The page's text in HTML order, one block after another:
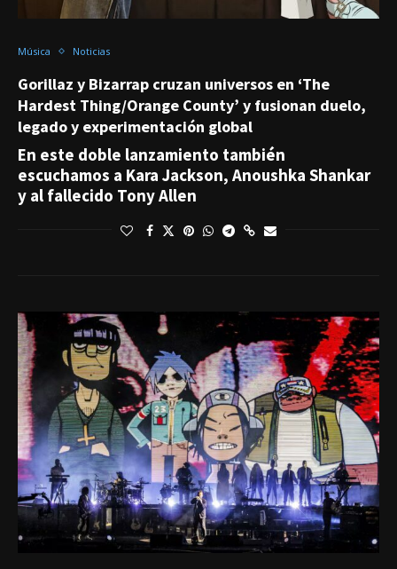
Música Noticias
Gorillaz y Bizarrap cruzan universos en ‘The
Hardest Thing/Orange County’ y fusionan duelo,
legado y experimentación global
En este doble lanzamiento también
escuchamos a Kara Jackson, Anoushka Shankar
y al fallecido Tony Allen